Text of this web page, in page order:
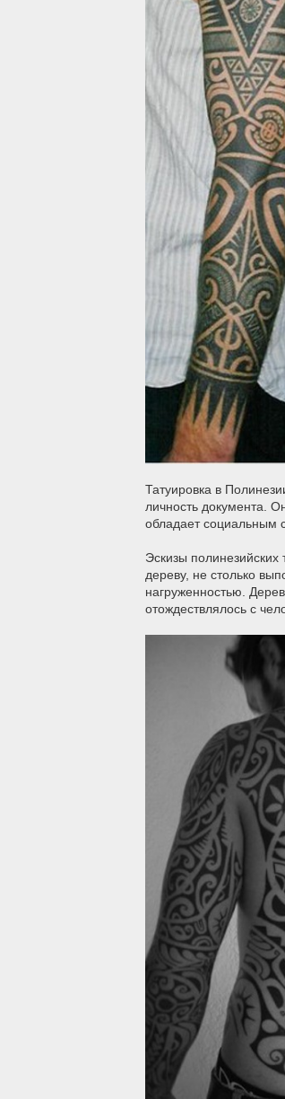
Татуировка в
личность документа.
обладает социальным
Эскизы
дереву, не столько
нагруженностью.
отождествлялось с